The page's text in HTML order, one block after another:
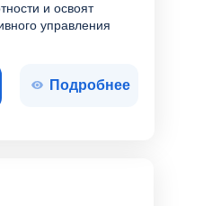
и освоят
управления
Подробнее